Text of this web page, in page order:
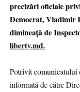
precizări oficiale
Democrat, Vladimir
dimineață de
libertv.md.
Potrivit comunicatului
informată de către